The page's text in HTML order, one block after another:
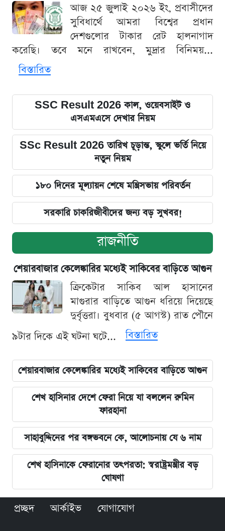
আজ ২৫ জুলাই ২০২৬ ইং, প্রবাসীদের
সুবিধার্থে আমরা বিশ্বের প্রধান
দেশগুলোর টাকার রেট হালনাগাদ
করেছি। তবে মনে রাখবেন, মুদ্রার বিনিময়...
বিস্তারিত
SSC Result 2026 কাল, ওয়েবসাইট ও
এসএমএসে দেখার নিয়ম
SSc Result 2026 তারিখ চূড়ান্ত, স্কুলে ভর্তি নিয়ে
নতুন নিয়ম
১৮০ দিনের মূল্যায়ন শেষে মন্ত্রিসভায় পরিবর্তন
সরকারি চাকরিজীবীদের জন্য বড় সুখবর!
রাজনীতি
শেয়ারবাজার কেলেঙ্কারির মধ্যেই সাকিবের বাড়িতে আগুন
ক্রিকেটার সাকিব আল হাসানের
মাগুরার বাড়িতে আগুন ধরিয়ে দিয়েছে
দুর্বৃত্তরা। বুধবার (৫ আগস্ট) রাত পৌনে
৯টার দিকে এই ঘটনা ঘটে...
বিস্তারিত
শেয়ারবাজার কেলেঙ্কারির মধ্যেই সাকিবের বাড়িতে আগুন
শেখ হাসিনার দেশে ফেরা নিয়ে যা বললেন রুমিন
ফারহানা
সাহাবুদ্দিনের পর বঙ্গভবনে কে, আলোচনায় যে ৬ নাম
শেখ হাসিনাকে ফেরানোর তৎপরতা: স্বরাষ্ট্রমন্ত্রীর বড়
ঘোষণা
প্রচ্ছদ আর্কাইভ যোগাযোগ